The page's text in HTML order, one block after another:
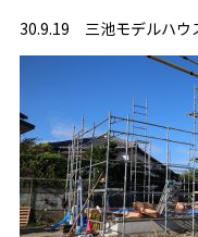
30.9.19 三池モデルハ